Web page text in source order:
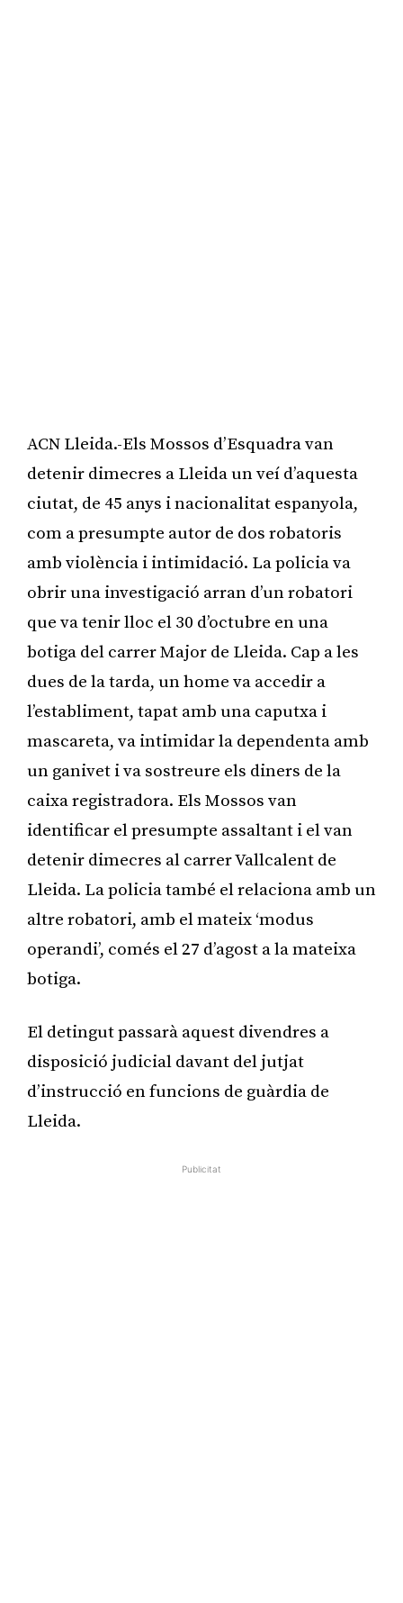
ACN Lleida.-Els Mossos d’Esquadra van
detenir dimecres a Lleida un veí d’aquesta
ciutat, de 45 anys i nacionalitat espanyola,
com a presumpte autor de dos robatoris
amb violència i intimidació. La policia va
obrir una investigació arran d’un robatori
que va tenir lloc el 30 d’octubre en una
botiga del carrer Major de Lleida. Cap a les
dues de la tarda, un home va accedir a
l’establiment, tapat amb una caputxa i
mascareta, va intimidar la dependenta amb
un ganivet i va sostreure els diners de la
caixa registradora. Els Mossos van
identificar el presumpte assaltant i el van
detenir dimecres al carrer Vallcalent de
Lleida. La policia també el relaciona amb un
altre robatori, amb el mateix ‘modus
operandi’, comés el 27 d’agost a la mateixa
botiga.
El detingut passarà aquest divendres a
disposició judicial davant del jutjat
d’instrucció en funcions de guàrdia de
Lleida.
Publicitat